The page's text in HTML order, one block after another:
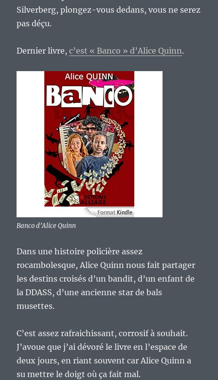
Silverberg, plongez-vous dedans, vous ne serez
pas déçu.
Dernier livre,c’est « Banco » d’Alice Quinn.
Banco d’Alice Quinn
Dans une histoire policière assez
rocambolesque, Alice Quinn nous fait partager
les destins croisés d’un bandit, d’un enfant de
la DDASS, d’une ancienne star de bals
musettes.
C’est assez rafraichissant, corrosif à souhait.
J’avoue que j’ai dévoré le livre en l’espace de
deux jours, en riant souvent car Alice Quinn a
su mettre le doigt où ça fait mal.